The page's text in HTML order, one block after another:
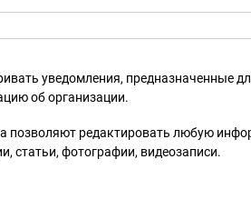
уведомления, предназначенные
об организации.
позволяют редактировать любую
статьи, фотографии, видеозаписи.